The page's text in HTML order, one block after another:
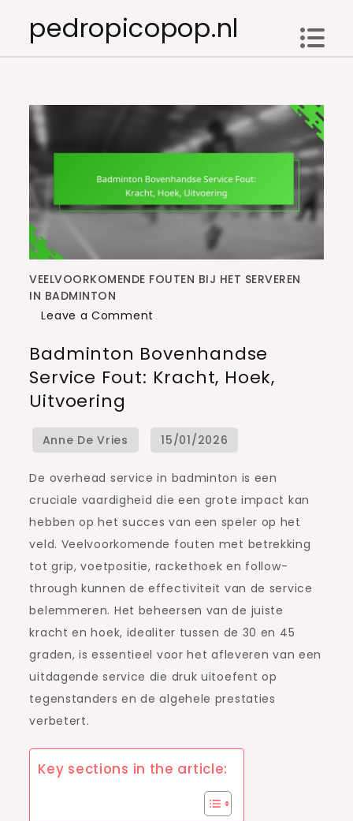
pedropicopop.nl
VEELVOORKOMENDE FOUTEN BIJ HET SERVEREN
IN BADMINTON
Leave a Comment
Bovenhandse
Service
Kracht,
Hoek,
Badminton Bovenhandse
Service Fout: Kracht, Hoek,
Uitvoering
De overhead service in badminton is een
cruciale vaardigheid die een grote impact kan
hebben op het succes van een speler op het
veld. Veelvoorkomende fouten met betrekking
tot grip, voetpositie, rackethoek en follow-
through kunnen de effectiviteit van de service
belemmeren. Het beheersen van de juiste
kracht en hoek, idealiter tussen de 30 en 45
graden, is essentieel voor het afleveren van een
uitdagende service die druk uitoefent op
tegenstanders en de algehele prestaties
verbetert.
Key sections in the article: